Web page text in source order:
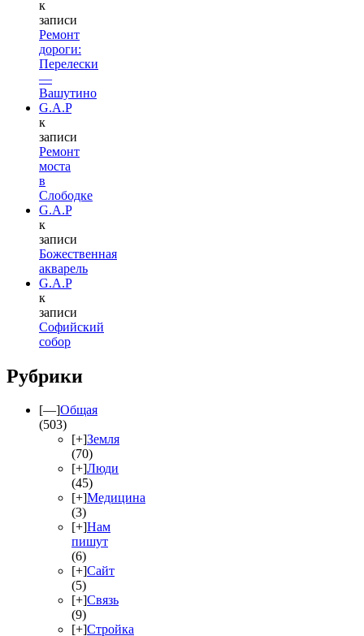
к
записи
Ремонт
дороги:
Перелески
—
Вашутино
G.A.P
к
записи
Ремонт
моста
в
Слободке
G.A.P
к
записи
Божественная
акварель
G.A.P
к
записи
Софийский
собор
Рубрики
[—]Общая
(503)
[+]Земля
(70)
[+]Люди
(45)
[+]Медицина
(3)
[+]Нам
пишут
(6)
[+]Сайт
(5)
[+]Связь
(9)
[+]Стройка